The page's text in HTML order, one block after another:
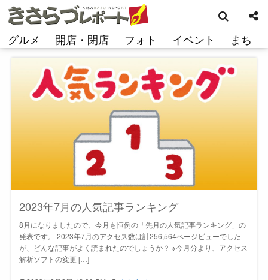
コ
ン
ン
グルメ 開店・閉店 フォト イベント まち
索
2023年7月の人気記事ランキング
8月になりましたので、今月も恒例の「先月の人気記事ランキング」の
発表です。 2023年7月のアクセス数は計256,564ページビューでした
が、どんな記事がよく読まれたのでしょうか？ ※今月分より、アクセス
解析ソフトの変更 […]